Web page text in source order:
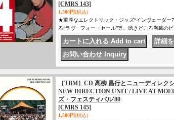
[CMRS 143]
1,580円(税込)
★重厚なエレクトリック・ジャズ“インヴェーダー
る“ラヴ・フォー・セール”等、聴きどころ満載の
［TBM］CD 高柳 昌行とニューディレ
NEW DIRECTION UNIT / LIVE AT
ズ・フェスティバル'80
[CMRS 145]
1,580円(税込)